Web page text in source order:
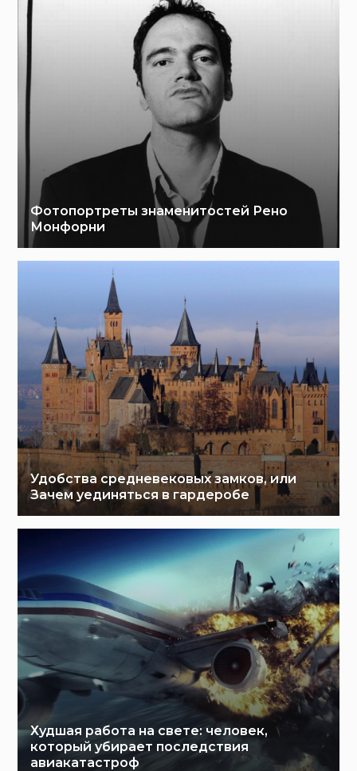
Фотопортреты знаменитостей Рено
Монфорни
Удобства средневековых замков, или
Зачем уединяться в гардеробе
Худшая работа на свете: человек,
который убирает последствия
авиакатастроф